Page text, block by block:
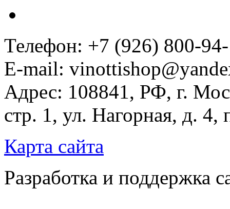
Телефон: +7 (926) 800-
E-mail:
Адрес: 108841, РФ, г.
стр. 1, ул. Нагорная, д.
Карта сайта
Разработка и поддержка